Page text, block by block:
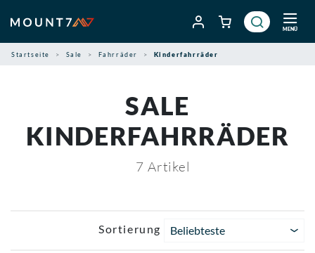
Inhalt
springen
MENÜ
Startseite Sale Fahrräder Kinderfahrräder
SALE
KINDERFAHRRÄDER
7 Artikel
Sortierung Beliebteste